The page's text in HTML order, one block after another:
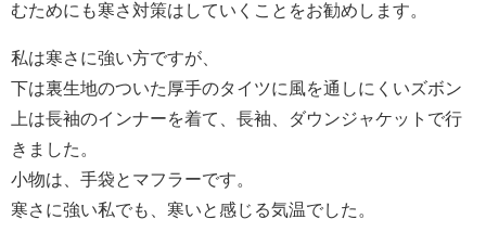
むためにも寒さ対策はしていくことをお勧めします。
私は寒さに強い方ですが、
下は裏生地のついた厚手のタイツに風を通しにくいズボン
上は長袖のインナーを着て、長袖、ダウンジャケットで行
きました。
小物は、手袋とマフラーです。
寒さに強い私でも、寒いと感じる気温でした。